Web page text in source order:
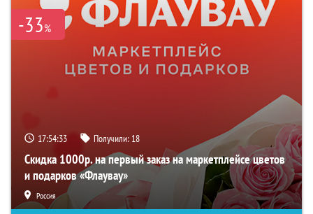
-33%
17:54:32 Получили: 18
Скидка 1000р. на первый заказ на маркетплейсе цветов
и подарков «Флаувау»
Россия